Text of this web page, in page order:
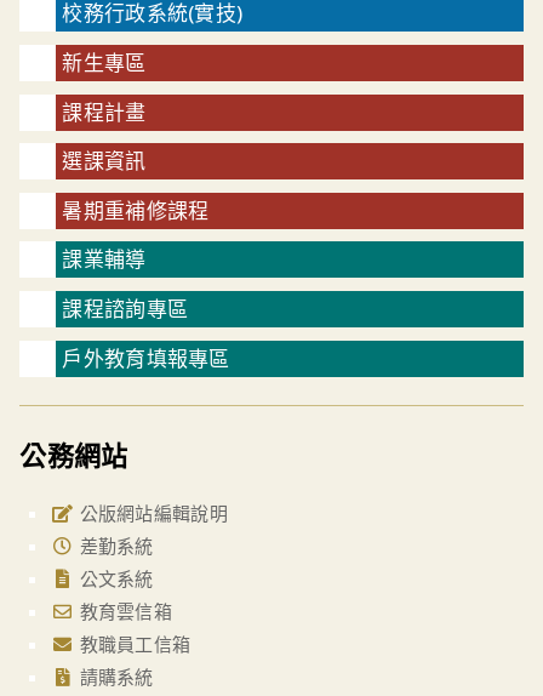
校務行政系統(實技)
新生專區
課程計畫
選課資訊
暑期重補修課程
課業輔導
課程諮詢專區
戶外教育填報專區
公務網站
公版網站編輯說明
差勤系統
公文系統
教育雲信箱
教職員工信箱
請購系統